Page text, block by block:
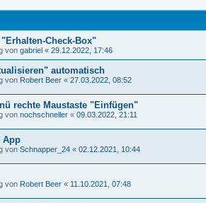
Check-Box"
von gabriel « 29.12.2022, 17:46
automatisch
von Robert Beer « 27.03.2022, 08:52
rechte Maustaste "Einfügen"
von nochschneller « 09.03.2022, 21:11
App
von Schnapper_24 « 02.12.2021, 10:44
von Robert Beer « 11.10.2021, 07:48